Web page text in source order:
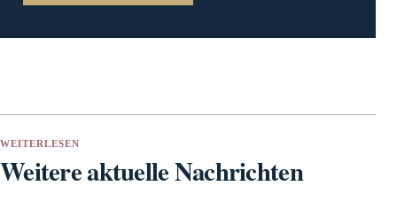
WEITERLESEN
Weitere aktuelle Nachrichten